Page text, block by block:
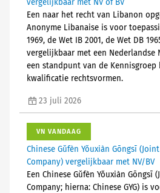
vergelijkbaar met NV of BV
Een naar het recht van Libanon
Anonyme Libanaise is voor
1969, de Wet IB 2001, de Wet DB
vergelijkbaar met een Nederlandse
een standpunt van de
kwalificatie rechtsvormen.
23 juli 2026
VN VANDAAG
Chinese Gǔfèn Yǒuxiàn Gōngsī
Company) vergelijkbaar met NV/BV
Een Chinese Gǔfèn Yǒuxiàn Gōngsī
Company; hierna: Chinese GYG) is